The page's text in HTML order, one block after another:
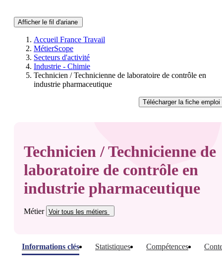
Afficher le fil d'ariane
Accueil France Travail
MétierScope
Secteurs d'activité
Industrie - Chimie
Technicien / Technicienne de laboratoire de contrôle en
industrie pharmaceutique
Télécharger la fiche emploi
Technicien / Technicienne de
laboratoire de contrôle en
industrie pharmaceutique
Métier Voir tous les métiers
Informations clés Statistiques Compétences